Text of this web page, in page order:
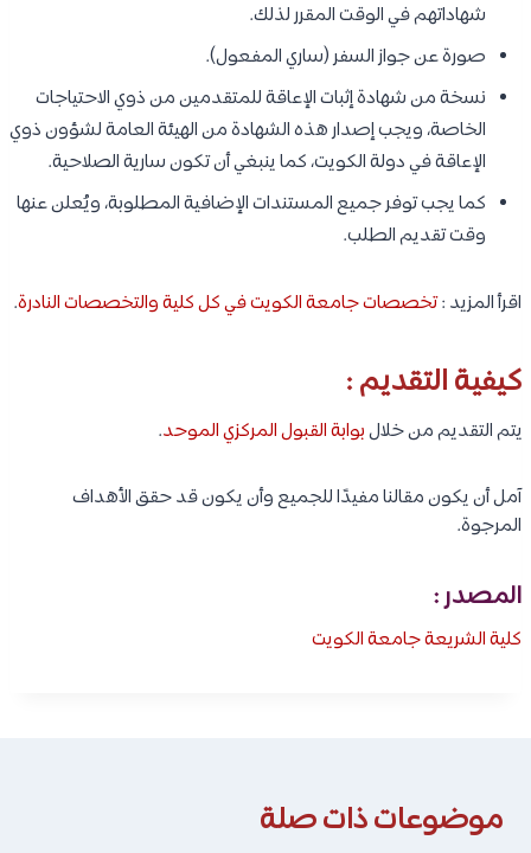
شهاداتهم في الوقت المقرر لذلك.
صورة عن جواز السفر (ساري المفعول).
نسخة من شهادة إثبات الإعاقة للمتقدمين من ذوي الاحتياجات
الخاصة، ويجب إصدار هذه الشهادة من الهيئة العامة لشؤون ذوي
الإعاقة في دولة الكويت، كما ينبغي أن تكون سارية الصلاحية.
كما يجب توفر جميع المستندات الإضافية المطلوبة، ويُعلن عنها
وقت تقديم الطلب.
اقرأ المزيد :تخصصات جامعة الكويت في كل كلية والتخصصات النادرة.
كيفية التقديم :
يتم التقديم من خلالبوابة القبول المركزي الموحد.
آمل أن يكون مقالنا مفيدًا للجميع وأن يكون قد حقق الأهداف
المرجوة.
المصدر :
كلية الشريعة جامعة الكويت
موضوعات ذات صلة